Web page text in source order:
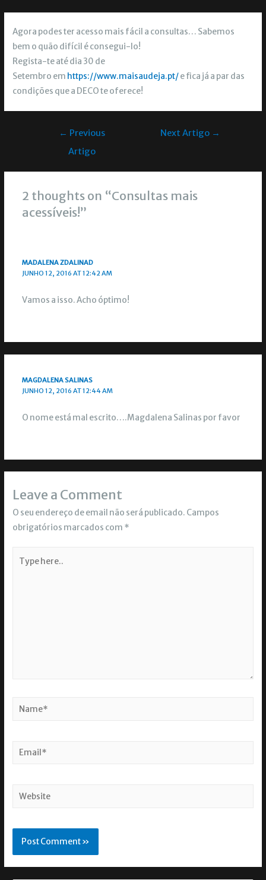
Agora podes ter acesso mais fácil a consultas… Sabemos
bem o quão difícil é consegui-lo!
Regista-te até dia 30 de
Setembro em https://www.maisaudeja.pt/e fica já a par das
condições que a DECO te oferece!
← Previous
Artigo
Next Artigo →
2 thoughts on “Consultas mais
acessíveis!”
MADALENA ZDALINAD
JUNHO 12, 2016 AT 12:42 AM
Vamos a isso. Acho óptimo!
MAGDALENA SALINAS
JUNHO 12, 2016 AT 12:44 AM
O nome está mal escrito….Magdalena Salinas por favor
Leave a Comment
O seu endereço de email não será publicado. Campos
obrigatórios marcados com *